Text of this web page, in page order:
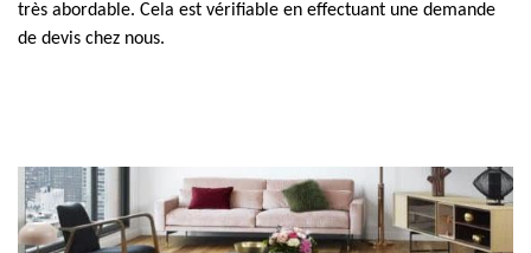
très abordable. Cela est vérifiable en effectuant une demande
de devis chez nous.